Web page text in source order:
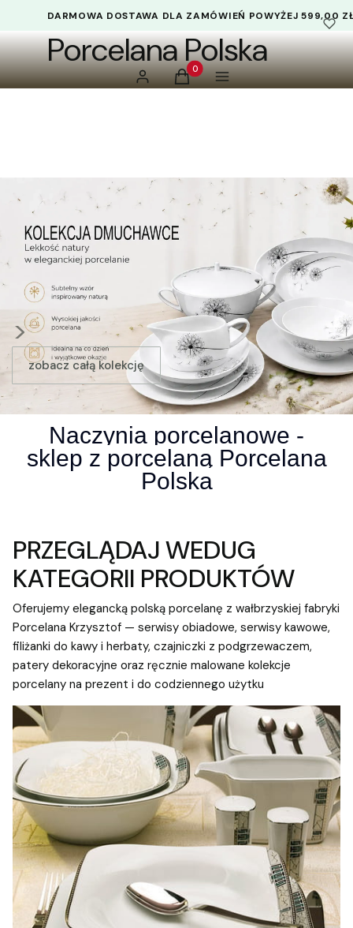
DOSTAWA DLA ZAMÓWIEŃ POWYŻEJ 599,00
Porcelana Polska
Zaloguj sięProdukty w koszyku: 0. Zobacz
Koszyk Menu
>
zobacz całą kolekcję
Naczynia porcelanowe -
sklep z porcelaną Porcelana
Polska
PRZEGLĄDAJ WEDUG
KATEGORII PRODUKTÓW
Oferujemy elegancką polską porcelanę z wałbrzyskiej fabryki
Porcelana Krzysztof — serwisy obiadowe, serwisy kawowe,
filiżanki do kawy i herbaty, czajniczki z podgrzewaczem,
patery dekoracyjne oraz ręcznie malowane kolekcje
porcelany na prezent i do codziennego użytku